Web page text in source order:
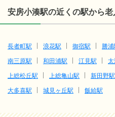
安房小湊駅の近くの駅から
長者町駅 浪花駅 御宿駅 勝浦
南三原駅
和田浦駅 江見駅 太
上総松丘駅
上総亀山駅 新田野駅
大多喜駅
城見ヶ丘駅 飯給駅